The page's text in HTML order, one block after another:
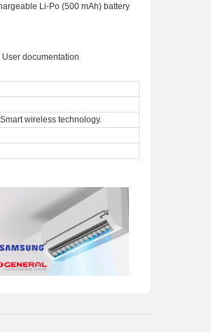
Li-Po (500 mAh) battery
documentation
wireless technology.